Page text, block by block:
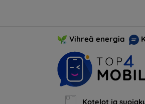
Vihreä energia
Kotelot ja